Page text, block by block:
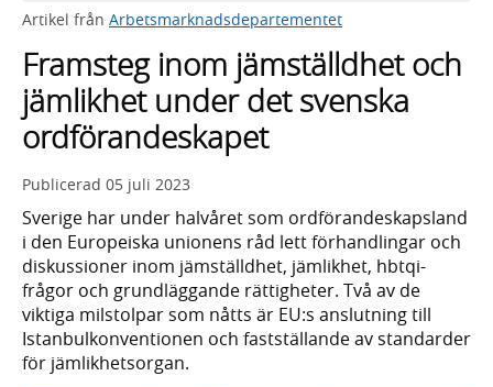
lista
med
sökförslag
Artikel från Arbetsmarknadsdepartementet
Framsteg inom jämställdhet och
jämlikhet under det svenska
ordförandeskapet
Publicerad 05 juli 2023
Sverige har under halvåret som ordförandeskapsland
i den Europeiska unionens råd lett förhandlingar och
diskussioner inom jämställdhet, jämlikhet, hbtqi-
frågor och grundläggande rättigheter. Två av de
viktiga milstolpar som nåtts är EU:s anslutning till
Istanbulkonventionen och fastställande av standarder
för jämlikhetsorgan.